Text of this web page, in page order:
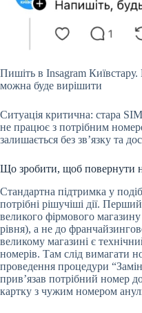
Пишіть в Insagram
можна буде вирішити
Ситуація критична: стара
не працює з потрібним
залишається без зв’язку та
Що зробити, щоб повернути
Стандартна підтримка у
потрібні рішучіші дії.
великого фірмового
рівня), а не до
великому магазині є
номерів. Там слід вимагати
проведення процедури
прив’язав потрібний номер
картку з чужим номером